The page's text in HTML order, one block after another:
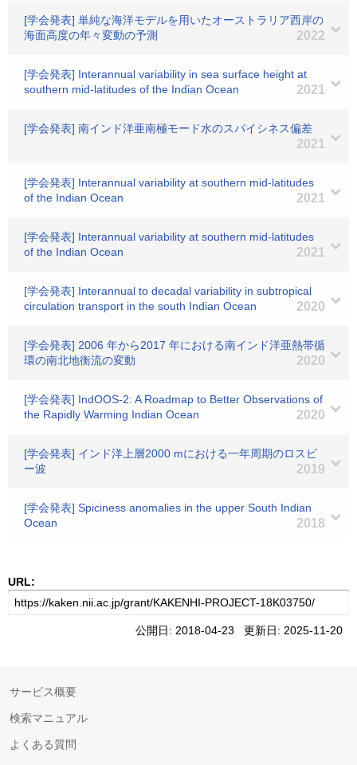
[学会発表] 単純な海洋モデルを用いたオーストラリア西岸の
海面高度の年々変動の予測
2022
[学会発表] Interannual variability in sea surface height at
southern mid-latitudes of the Indian Ocean
2021
[学会発表] 南インド洋亜南極モード水のスパイシネス偏差
2021
[学会発表] Interannual variability at southern mid-latitudes
of the Indian Ocean
2021
[学会発表] Interannual variability at southern mid-latitudes
of the Indian Ocean
2021
[学会発表] Interannual to decadal variability in subtropical
circulation transport in the south Indian Ocean
2020
[学会発表] 2006 年から2017 年における南インド洋亜熱帯循
環の南北地衡流の変動
2020
[学会発表] IndOOS-2: A Roadmap to Better Observations of
the Rapidly Warming Indian Ocean
2020
[学会発表] インド洋上層2000 mにおける一年周期のロスビ
ー波
2019
[学会発表] Spiciness anomalies in the upper South Indian
Ocean
2018
URL:
公開日: 2018-04-23 更新日: 2025-11-20
サービス概要
検索マニュアル
よくある質問